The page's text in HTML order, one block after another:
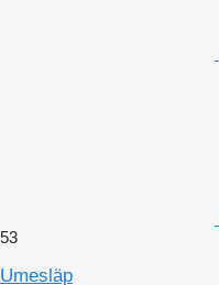
53
Umesläp